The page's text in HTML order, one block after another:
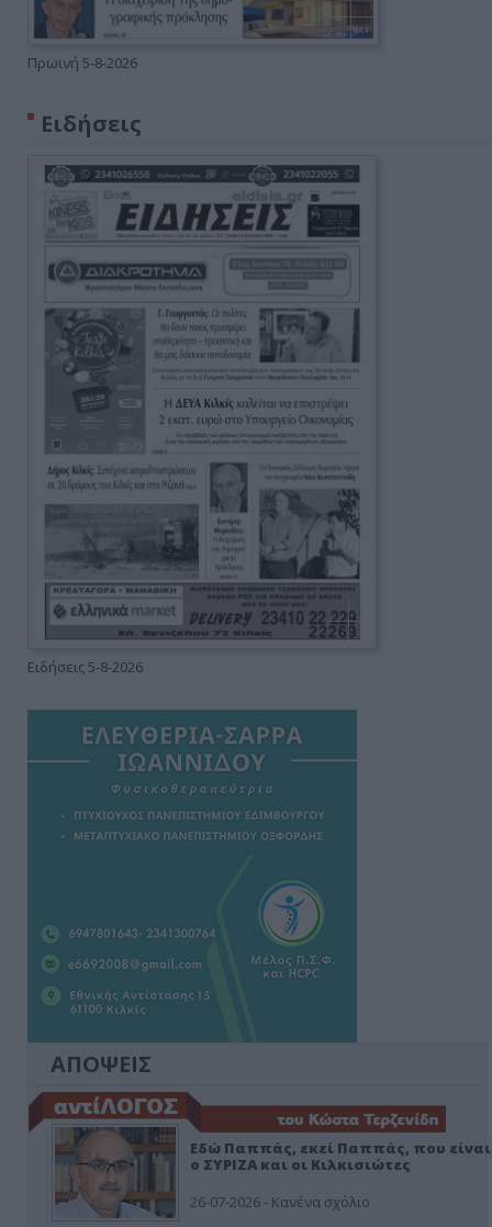
Πρωινή 5-8-2026
Ειδήσεις
Ειδήσεις 5-8-2026
ΑΠΟΨΕΙΣ
Εδώ Παππάς, εκεί Παππάς, που είναι
ο ΣΥΡΙΖΑ και οι Κιλκισιώτες
26-07-2026 - Κανένα σχόλιο